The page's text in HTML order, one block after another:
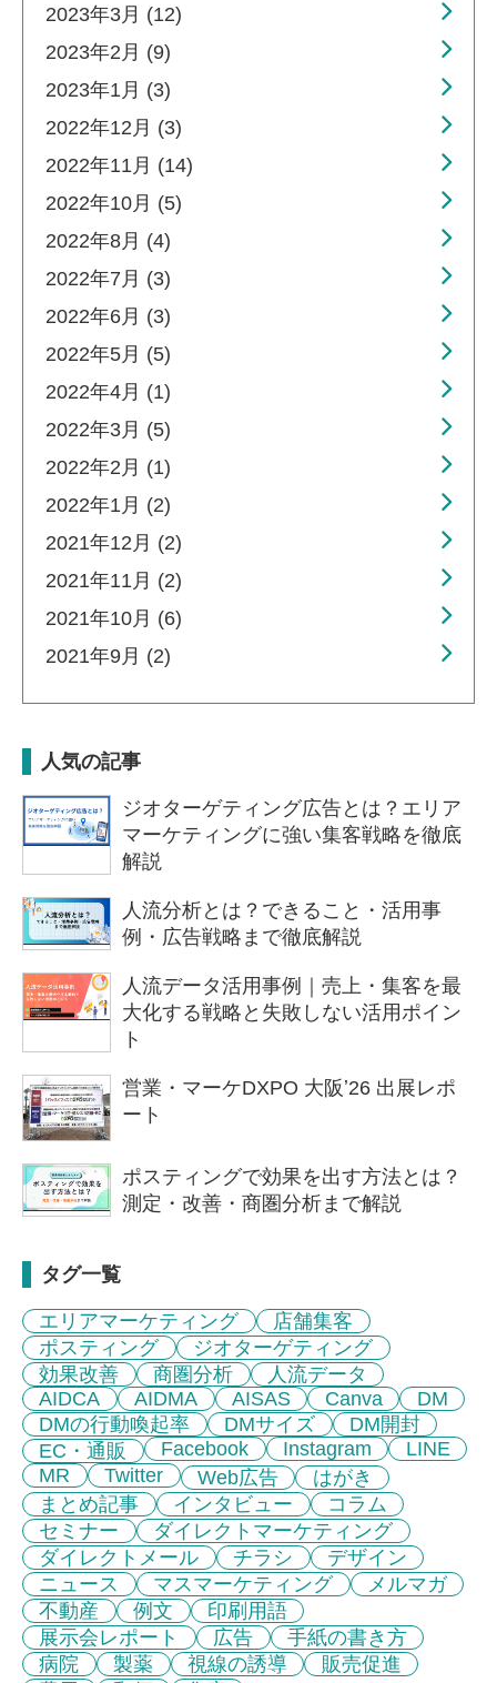
2023年3月 (12)
2023年2月 (9)
2023年1月 (3)
2022年12月 (3)
2022年11月 (14)
2022年10月 (5)
2022年8月 (4)
2022年7月 (3)
2022年6月 (3)
2022年5月 (5)
2022年4月 (1)
2022年3月 (5)
2022年2月 (1)
2022年1月 (2)
2021年12月 (2)
2021年11月 (2)
2021年10月 (6)
2021年9月 (2)
人気の記事
ジオターゲティング広告とは？エリア
マーケティングに強い集客戦略を徹底
解説
人流分析とは？できること・活用事
例・広告戦略まで徹底解説
人流データ活用事例｜売上・集客を最
大化する戦略と失敗しない活用ポイン
ト
営業・マーケDXPO 大阪ʼ26 出展レポ
ート
ポスティングで効果を出す方法とは？
測定・改善・商圏分析まで解説
タグ一覧
エリアマーケティング
店舗集客
ポスティング
ジオターゲティング
効果改善
商圏分析
人流データ
AIDCA
AIDMA AISAS Canva
DM
DMの行動喚起率
DMサイズ
DM開封
EC・通販
Facebook Instagram
LINE
MR
Twitter Web広告
はがき
まとめ記事
インタビュー
コラム
セミナー
ダイレクトマーケティング
ダイレクトメール
チラシ
デザイン
ニュース
マスマーケティング
メルマガ
不動産
例文
印刷用語
展示会レポート
広告
手紙の書き方
病院
製薬 視線の誘導
販売促進